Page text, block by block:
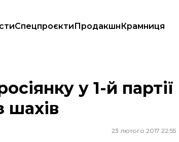
СпецпроєктиПродакшнКрамниця
у 1-й партії
шахів
23 лютого 2017 22:55